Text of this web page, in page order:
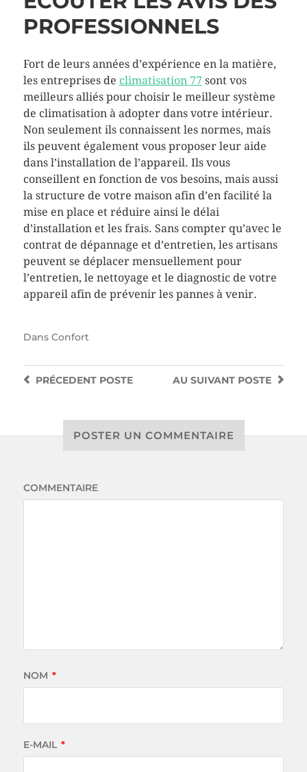
PROFESSIONNELS
Fort de leurs années d’expérience en la matière,
les entreprises de climatisation 77 sont vos
meilleurs alliés pour choisir le meilleur système
de climatisation à adopter dans votre intérieur.
Non seulement ils connaissent les normes, mais
ils peuvent également vous proposer leur aide
dans l’installation de l’appareil. Ils vous
conseillent en fonction de vos besoins, mais aussi
la structure de votre maison afin d’en facilité la
mise en place et réduire ainsi le délai
d’installation et les frais. Sans compter qu’avec le
contrat de dépannage et d’entretien, les artisans
peuvent se déplacer mensuellement pour
l’entretien, le nettoyage et le diagnostic de votre
appareil afin de prévenir les pannes à venir.
Dans Confort
AU SUIVANT POSTE
PRÉCEDENTPOSTE
POSTER UN COMMENTAIRE
COMMENTAIRE
NOM *
E-MAIL *